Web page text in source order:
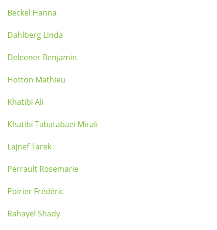
Beckel Hanna
Dahlberg Linda
Deleener Benjamin
Hotton Mathieu
Khatibi Ali
Khatibi Tabatabaei Mirali
Lajnef Tarek
Perrault Rosemarie
Poirier Frédéric
Rahayel Shady